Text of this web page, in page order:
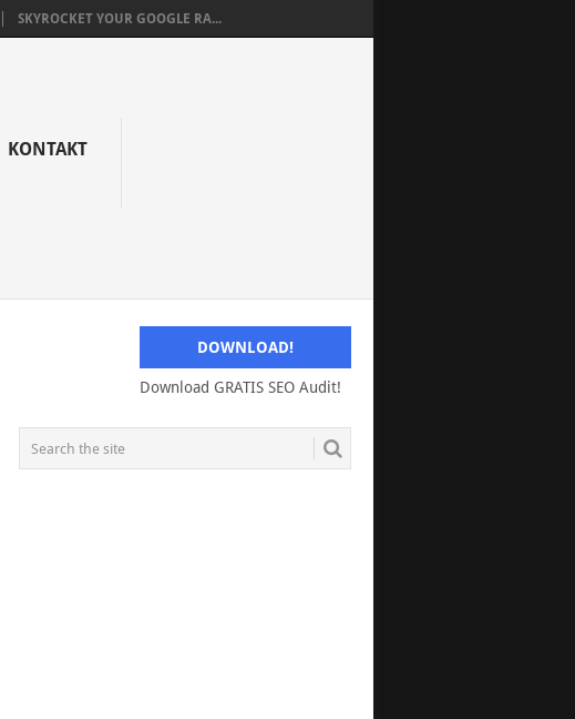
SKYROCKET YOUR GOOGLE RA...
KONTAKT
DOWNLOAD!
Download GRATIS SEO Audit!